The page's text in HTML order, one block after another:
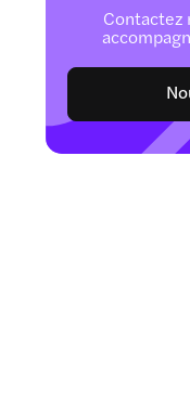
Contactez